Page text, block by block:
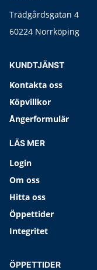
Trädgårdsgatan 4
60224 Norrköping
KUNDTJÄNST
Kontakta oss
Köpvillkor
Ångerformulär
LÄS MER
Login
Om oss
Hitta oss
Öppettider
Integritet
ÖPPETTIDER